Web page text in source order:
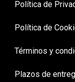
Política de
Política de
Términos y
Plazos de